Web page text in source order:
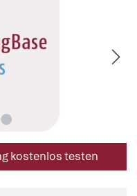
kostenlos testen